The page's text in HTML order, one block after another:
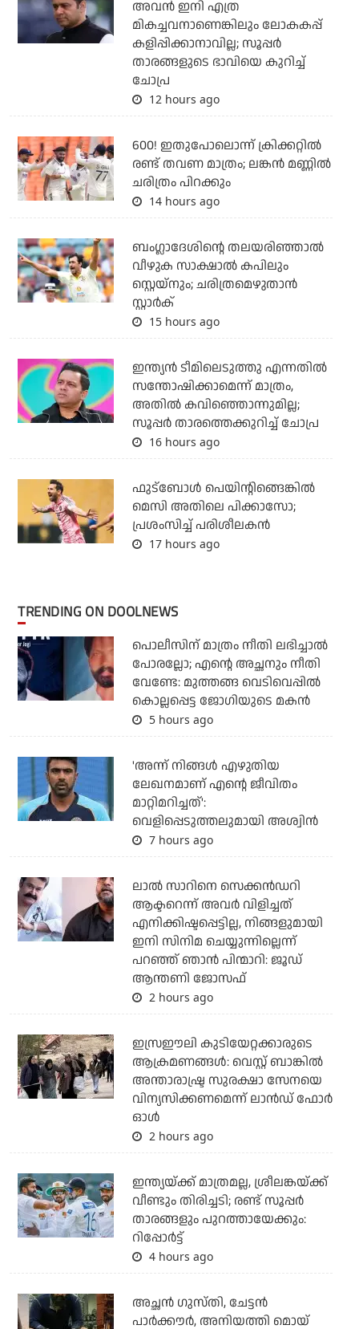
അവന്‍ ഇനി എത്ര
മികച്ചവനാണെങ്കിലും ലോകകപ്പ്
കളിപ്പിക്കാനാവില്ല; സൂപ്പര്‍
താരങ്ങളുടെ ഭാവിയെ കുറിച്ച്
ചോപ്ര
12 hours ago
600! ഇതുപോലൊന്ന് ക്രിക്കറ്റില്‍
രണ്ട് തവണ മാത്രം; ലങ്കന്‍ മണ്ണില്‍
ചരിത്രം പിറക്കും
14 hours ago
ബംഗ്ലാദേശിന്റെ തലയരിഞ്ഞാല്‍
വീഴുക സാക്ഷാല്‍ കപിലും
സ്റ്റെയ്‌നും; ചരിത്രമെഴുതാന്‍
സ്റ്റാര്‍ക്
15 hours ago
ഇന്ത്യന്‍ ടീമിലെടുത്തു എന്നതില്‍
സന്തോഷിക്കാമെന്ന് മാത്രം,
അതില്‍ കവിഞ്ഞൊന്നുമില്ല;
സൂപ്പര്‍ താരത്തെക്കുറിച്ച് ചോപ്ര
16 hours ago
ഫുട്‌ബോള്‍ പെയിന്റിങ്ങെങ്കില്‍
മെസി അതിലെ പിക്കാസോ;
പ്രശംസിച്ച് പരിശീലകന്‍
17 hours ago
TRENDING ON DOOLNEWS
പൊലീസിന് മാത്രം നീതി ലഭിച്ചാല്‍
പോരല്ലോ; എന്റെ അച്ഛനും നീതി
വേണ്ടേ: മുത്തങ്ങ വെടിവെപ്പില്‍
കൊല്ലപ്പെട്ട ജോഗിയുടെ മകന്‍
5 hours ago
'അന്ന് നിങ്ങള്‍ എഴുതിയ
ലേഖനമാണ് എന്റെ ജീവിതം
മാറ്റിമറിച്ചത്':
വെളിപ്പെടുത്തലുമായി അശ്വിന്‍
7 hours ago
ലാല്‍ സാറിനെ സെക്കന്‍ഡറി
ആക്ടറെന്ന് അവര്‍ വിളിച്ചത്
എനിക്കിഷ്ടപ്പെട്ടില്ല, നിങ്ങളുമായി
ഇനി സിനിമ ചെയ്യുന്നില്ലെന്ന്
പറഞ്ഞ് ഞാന്‍ പിന്മാറി: ജൂഡ്
ആന്തണി ജോസഫ്
2 hours ago
ഇസ്രഈലി കുടിയേറ്റക്കാരുടെ
ആക്രമണങ്ങള്‍: വെസ്റ്റ് ബാങ്കില്‍
അന്താരാഷ്ട്ര സുരക്ഷാ സേനയെ
വിന്യസിക്കണമെന്ന് ലാന്‍ഡ് ഫോര്‍
ഓള്‍
2 hours ago
ഇന്ത്യയ്ക്ക് മാത്രമല്ല, ശ്രീലങ്കയ്ക്ക്
വീണ്ടും തിരിച്ചടി; രണ്ട് സൂപ്പര്‍
താരങ്ങളും പുറത്തായേക്കും:
റിപ്പോര്‍ട്ട്
4 hours ago
അച്ഛന്‍ ഗുസ്തി, ചേട്ടന്‍
പാര്‍ക്കൗര്‍, അനിയത്തി മൊയ്